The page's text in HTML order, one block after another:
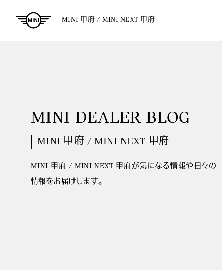
MINI 甲府 / MINI NEXT 甲府
MINI DEALER BLOG
MINI 甲府 / MINI NEXT 甲府
MINI 甲府 / MINI NEXT 甲府が気になる情報や日々の
情報をお届けします。